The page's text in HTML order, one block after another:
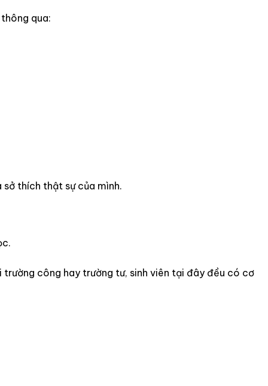
qua:
thích thật sự của mình.
công hay trường tư, sinh viên tại đây đều có cơ